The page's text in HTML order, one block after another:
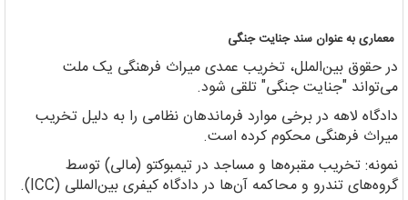
معماری به عنوان سند جنایت جنگی
در حقوق بین‌الملل، تخریب عمدی میراث فرهنگی یک ملت
می‌تواند "جنایت جنگی" تلقی شود.
دادگاه لاهه در برخی موارد فرماندهان نظامی را به دلیل تخریب
میراث فرهنگی محکوم کرده است.
نمونه: تخریب مقبره‌ها و مساجد در تیمبوکتو (مالی) توسط
گروه‌های تندرو و محاکمه آن‌ها در دادگاه کیفری بین‌المللی (ICC).